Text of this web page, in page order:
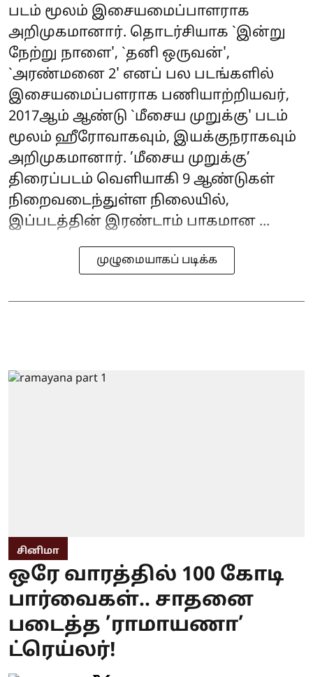
படம் மூலம் இசையமைப்பாளராக
அறிமுகமானார். தொடர்சியாக `இன்று
நேற்று நாளை', `தனி ஒருவன்',
`அரண்மனை 2' எனப் பல படங்களில்
இசையமைப்பளராக பணியாற்றியவர்,
2017ஆம் ஆண்டு `மீசைய முறுக்கு' படம்
மூலம் ஹீரோவாகவும், இயக்குநராகவும்
அறிமுகமானார். ’மீசைய முறுக்கு’
திரைப்படம் வெளியாகி 9 ஆண்டுகள்
நிறைவடைந்துள்ள நிலையில்,
இப்படத்தின் இரண்டாம் பாகமான ...
முழுமையாகப் படிக்க
சினிமா
ஒரே வாரத்தில் 100 கோடி
பார்வைகள்.. சாதனை
படைத்த ’ராமாயணா’
ட்ரெய்லர்!